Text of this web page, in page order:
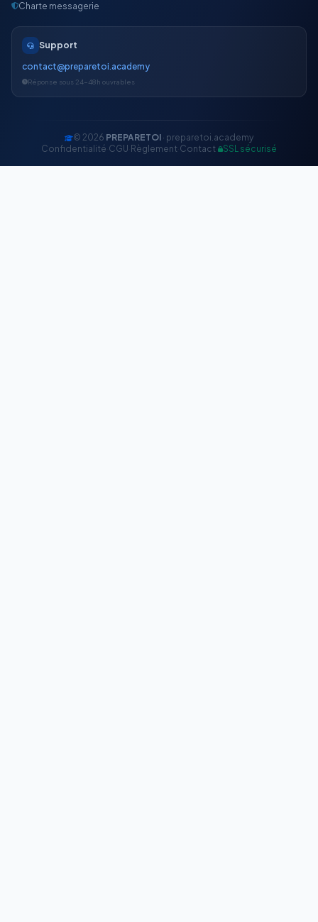
Charte messagerie
Support
contact@preparetoi.academy
Réponse sous 24-48h ouvrables
© 2026 PREPARETOI · preparetoi.academy
Confidentialité CGU Règlement Contact SSL sécurisé